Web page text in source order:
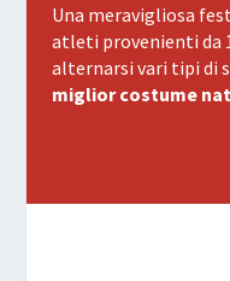
Una meravigliosa
atleti provenienti da
alternarsi vari tipi di
miglior costume